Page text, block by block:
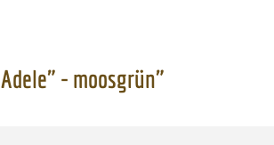
- moosgrün"